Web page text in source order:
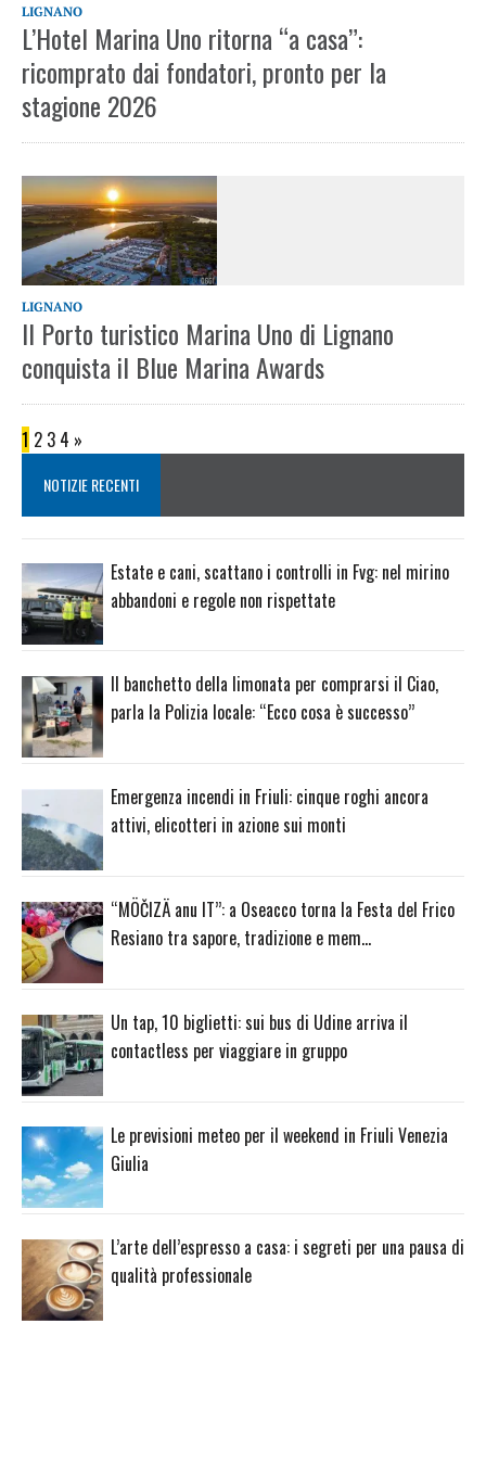
LIGNANO
L’Hotel Marina Uno ritorna “a casa”:
ricomprato dai fondatori, pronto per la
stagione 2026
LIGNANO
Il Porto turistico Marina Uno di Lignano
conquista il Blue Marina Awards
1 2 3 4 »
NOTIZIE RECENTI
Estate e cani, scattano i controlli in Fvg: nel mirino
abbandoni e regole non rispettate
Il banchetto della limonata per comprarsi il Ciao,
parla la Polizia locale: “Ecco cosa è successo”
Emergenza incendi in Friuli: cinque roghi ancora
attivi, elicotteri in azione sui monti
“MÖČIZÄ anu IT”: a Oseacco torna la Festa del Frico
Resiano tra sapore, tradizione e mem…
Un tap, 10 biglietti: sui bus di Udine arriva il
contactless per viaggiare in gruppo
Le previsioni meteo per il weekend in Friuli Venezia
Giulia
L’arte dell’espresso a casa: i segreti per una pausa di
qualità professionale